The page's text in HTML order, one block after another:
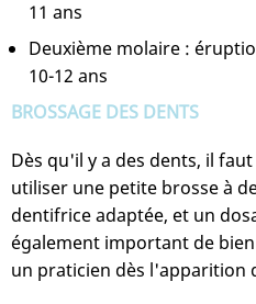
11 ans
Deuxième molaire :
10-12 ans
BROSSAGE DES DENTS
Dès qu'il y a des dents, il
utiliser une petite brosse à
dentifrice adaptée, et un
également important de
un praticien dès l'apparition